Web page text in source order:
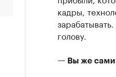
кадры,
голову.
— Вы же сами